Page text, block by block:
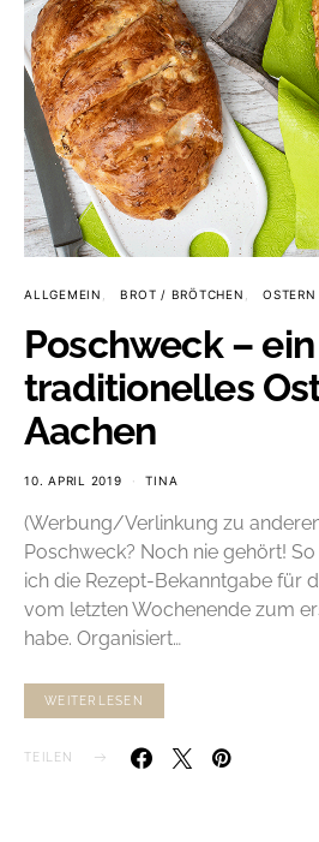
ALLGEMEIN BROT / BRÖTCHEN OSTERN
Poschweck – ein
traditionelles
Aachen
10. APRIL 2019 TINA
(Werbung/Verlinkung zu
Poschweck? Noch nie gehört!
ich die Rezept-Bekanntgabe für
vom letzten Wochenende zum
habe. Organisiert…
WEITERLESEN
TEILEN